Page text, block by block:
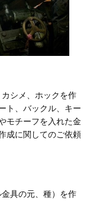
シメ、ホックを作
ト、バックル、キー
モチーフを入れた金
成に関してのご依頼
具の元、種）を作